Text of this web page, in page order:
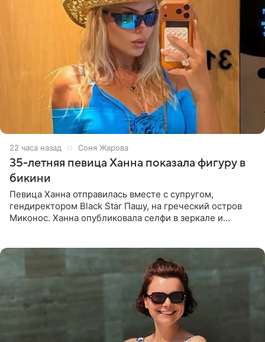
22 часа назад Соня Жарова
35-летняя певица Ханна показала фигуру в
бикини
Певица Ханна отправилась вместе с супругом,
гендиректором Black Star Пашу, на греческий остров
Миконос. Ханна опубликовала селфи в зеркале и